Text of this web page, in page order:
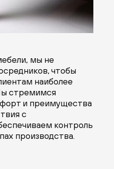
мы не
чтобы
наиболее
стремимся
и преимущества
с
контроль
производства.